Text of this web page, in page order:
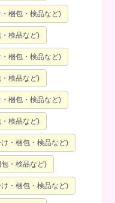
梱包・検品など)
検品など)
梱包・検品など)
検品など)
梱包・検品など)
検品など)
・梱包・検品など)
・検品など)
・梱包・検品など)